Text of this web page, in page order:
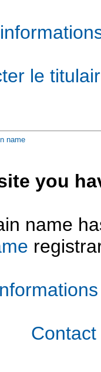
le
name
you
name